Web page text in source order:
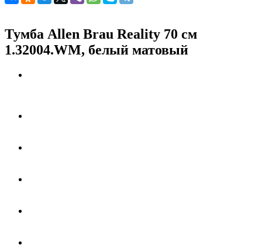
Тумба Allen Brau Reality 70 см
1.32004.WM, белый матовый